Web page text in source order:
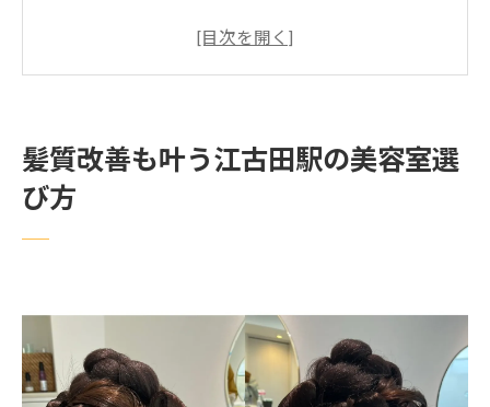
口コミ評価の高い美容室選びの秘訣
カットが上手な美容室を江古田駅周辺で探すコ
ツ
江古田駅近くの美容室比較ポイント
メンズカット対応美容室の選択方法
髪質改善も叶う江古田駅の美容室選
び方